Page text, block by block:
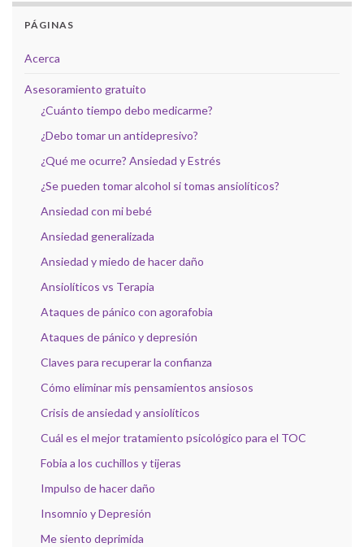
PÁGINAS
Acerca
Asesoramiento gratuito
¿Cuánto tiempo debo medicarme?
¿Debo tomar un antidepresivo?
¿Qué me ocurre? Ansiedad y Estrés
¿Se pueden tomar alcohol si tomas ansiolíticos?
Ansiedad con mi bebé
Ansiedad generalizada
Ansiedad y miedo de hacer daño
Ansiolíticos vs Terapia
Ataques de pánico con agorafobia
Ataques de pánico y depresión
Claves para recuperar la confianza
Cómo eliminar mis pensamientos ansiosos
Crisis de ansiedad y ansiolíticos
Cuál es el mejor tratamiento psicológico para el TOC
Fobia a los cuchillos y tijeras
Impulso de hacer daño
Insomnio y Depresión
Me siento deprimida